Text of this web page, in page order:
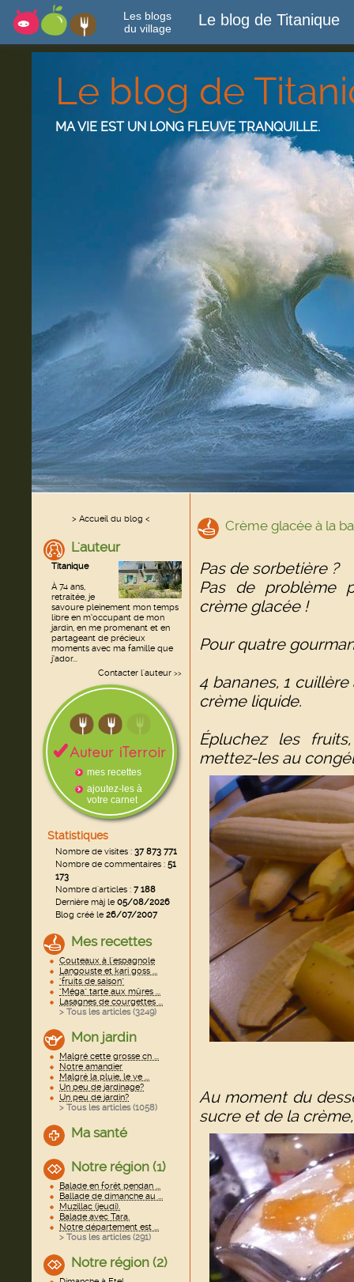
Les blogs
du village
Le blog de Titanique
Le blog de
MA VIE EST UN LONG FLEUVE TRANQUILLE.
> Accueil du blog <
L'auteur
Titanique
À 74 ans,
retraitée, je
savoure pleinement mon temps
libre en m’occupant de mon
jardin, en me promenant et en
partageant de précieux
moments avec ma famille que
j’ador...
Contacter l'auteur >>
mes recettes
ajoutez-les à
votre carnet
Statistiques
Nombre de visites : 37 873 771
Nombre de commentaires : 51
173
Nombre d'articles : 7 188
Dernière màj le05/08/2026
Blog créé le26/07/2007
Mes recettes
Couteaux à l'espagnole
Langouste et kari goss ...
"fruits de saison"
"Méga" tarte aux mûres ...
Lasagnes de courgettes ...
> Tous les articles (3249)
Mon jardin
Malgré cette grosse ch ...
Notre amandier
Malgré la pluie, le ve ...
Un peu de jardinage?
Un peu de jardin?
> Tous les articles (1058)
Ma santé
Notre région (1)
Balade en forêt pendan ...
Ballade de dimanche au ...
Muzillac (jeudi).
Balade avec Tara.
Notre département est ...
> Tous les articles (291)
Notre région (2)
Crème glacée à la
Pas de sorbetière ?
Pas de problème
crème glacée !
Pour quatre
4 bananes, 1
crème liquide.
Épluchez les
mettez-les au
Au moment du
sucre et de la